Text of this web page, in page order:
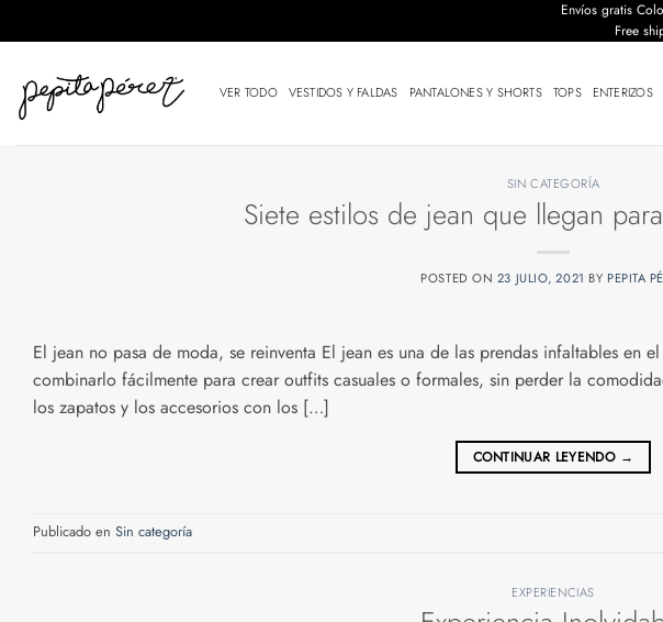
al
Envíos gratis
Free
VER TODO VESTIDOS Y FALDAS PANTALONES Y SHORTS TOPS ENTERIZOS
SIN CATEGORÍA
Siete estilos de jean que llegan
POSTED ON 23 JULIO, 2021 BY PEPITA
El jean no pasa de moda, se reinventa El jean es una de las prendas infaltables en
combinarlo fácilmente para crear outfits casuales o formales, sin perder la
los zapatos y los accesorios con los […]
CONTINUAR LEYENDO →
Publicado en Sin categoría
EXPERIENCIAS